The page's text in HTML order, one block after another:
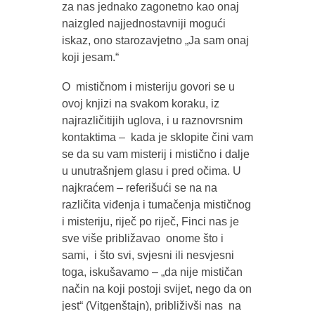
za nas jednako zagonetno kao onaj
naizgled najjednostavniji mogući
iskaz, ono starozavjetno „Ja sam onaj
koji jesam.“
O mističnom i misteriju govori se u
ovoj knjizi na svakom koraku, iz
najrazličitijih uglova, i u raznovrsnim
kontaktima – kada je sklopite čini vam
se da su vam misterij i mistično i dalje
u unutrašnjem glasu i pred očima. U
najkraćem – referišući se na na
različita viđenja i tumačenja mističnog
i misteriju, riječ po riječ, Finci nas je
sve više približavao onome što i
sami, i što svi, svjesni ili nesvjesni
toga, iskušavamo – „da nije mističan
način na koji postoji svijet, nego da on
jest“ (Vitgenštajn), približivši nas na